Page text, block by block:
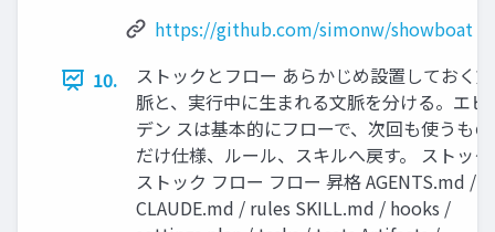
https://github.com/simonw/showboat
10.
ストックとフロー あらかじめ設置しておく文
脈と、実行中に生まれる文脈を分ける。エビ
デン スは基本的にフローで、次回も使うもの
だけ仕様、ルール、スキルへ戻す。 ストック
ストック フロー フロー 昇格 AGENTS.md /
CLAUDE.md / rules SKILL.md / hooks /